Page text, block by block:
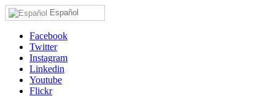
Español
Facebook
Twitter
Instagram
Linkedin
Youtube
Flickr